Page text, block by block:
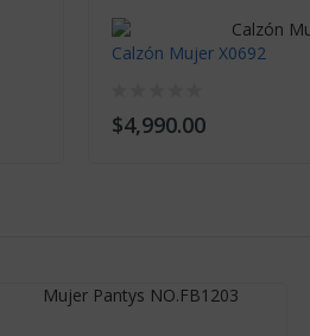
Calzón Mujer X0692
$4,990.00